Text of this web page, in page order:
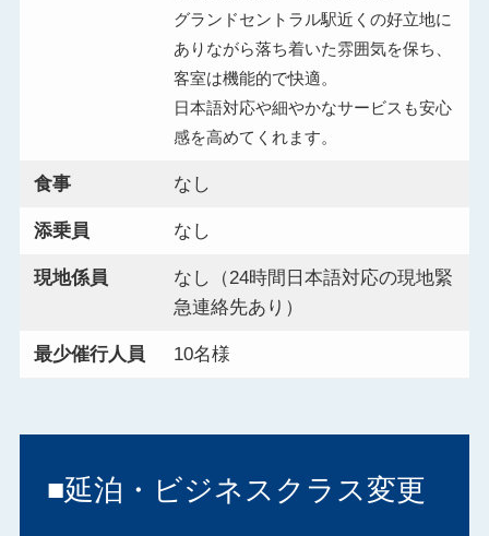
グランドセントラル駅近くの好立地に
ありながら落ち着いた雰囲気を保ち、
客室は機能的で快適。
日本語対応や細やかなサービスも安心
感を高めてくれます。
食事 なし
添乗員 なし
現地係員
なし（24時間日本語対応の現地緊
急連絡先あり）
最少催行人員 10名様
■延泊・ビジネスクラス変更